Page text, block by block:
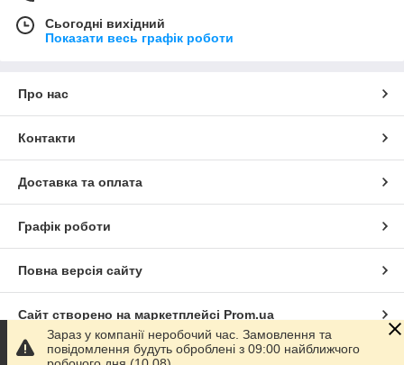
Сьогодні вихідний
Показати весь графік роботи
Про нас
Контакти
Доставка та оплата
Графік роботи
Повна версія сайту
Сайт створено на маркетплейсі Prom.ua
Політика конфіденційності
Зараз у компанії неробочий час. Замовлення та
повідомлення будуть оброблені з 09:00 найближчого